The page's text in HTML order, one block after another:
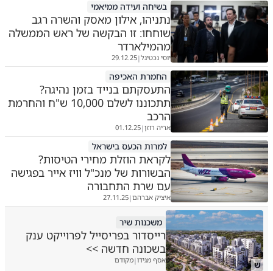
בשיחה ועידה ממיאמי
נתניהו, אילון מאסק והשרה רגב
שוחחו: זו הבקשה של ראש הממשלה
מהמילארדר
יוסי נכטיגל|
29.12.25
החמרת האכיפה
התעסקתם בנייד בזמן נהיגה?
תתכוננו לשלם 10,000 ש"ח והחרמת
הרכב
אריה רוזן|
01.12.25
למרות הכעס בישראל
לקראת הוזלת מחירי הטיסות?
הבשורות של מנכ"ל וויז אייר בפגישה
עם שרת התחבורה
איציק אברהם|
27.11.25
ש
משכנות שיר
רייסדור בפריסייל לפרוייקט ענק
בשכונה חדשה >>
אסף מגידו|מקודם